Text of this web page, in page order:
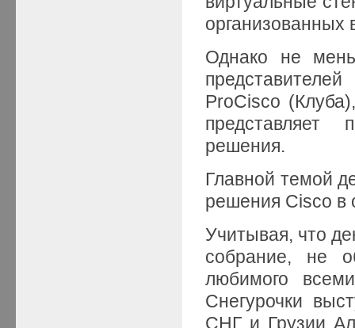
организованных
Однако не
ProCisco
представляет
решения.
Главной темой
решения Cisco в
Учитывая, что
собрание, не
любимого
Снегурочки
СНГ и Грузии